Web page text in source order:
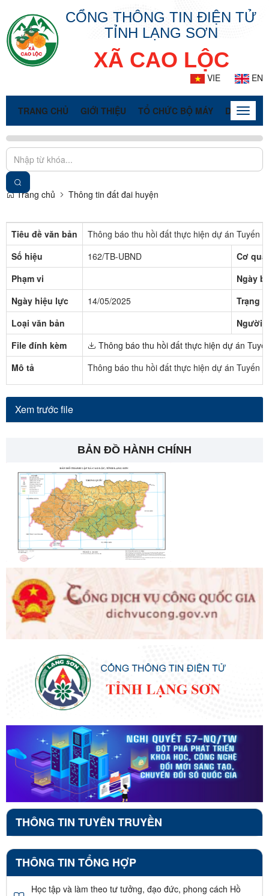
CỔNG THÔNG TIN ĐIỆN TỬ
TỈNH LẠNG SƠN
XÃ CAO LỘC
VIE EN
TRANG CHỦ GIỚI THIỆU TỔ CHỨC BỘ MÁY DOANH
Toggle
Trang chủ Thông tin đất đai huyện
Tiêu đề văn bản
Thông báo thu hồi đất thực hiện dự án Tuyến
Số hiệu
162/TB-UBND
Cơ
Phạm vi
Ngày
Ngày hiệu lực
14/05/2025
Trạng
Loại văn bản
Người
File đính kèm
Thông báo thu hồi đất thực hiện dự án
Mô tả
Thông báo thu hồi đất thực hiện dự án Tuyến
Xem trước file
BẢN ĐỒ HÀNH CHÍNH
THÔNG TIN TUYÊN TRUYỀN
THÔNG TIN TỔNG HỢP
Học tập và làm theo tư tưởng, đạo đức, phong cách Hồ